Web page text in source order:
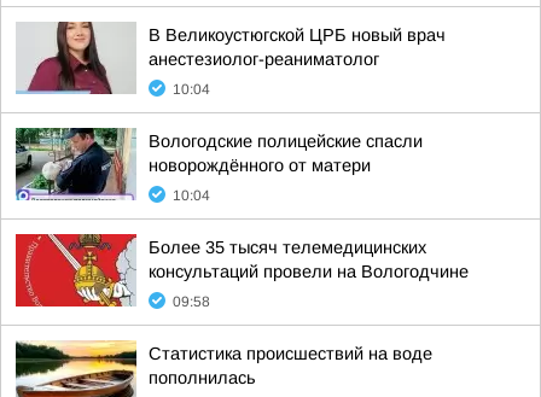
В Великоустюгской ЦРБ новый врач
анестезиолог-реаниматолог
10:04
Вологодские полицейские спасли
новорождённого от матери
10:04
Более 35 тысяч телемедицинских
консультаций провели на Вологодчине
09:58
Статистика происшествий на воде
пополнилась